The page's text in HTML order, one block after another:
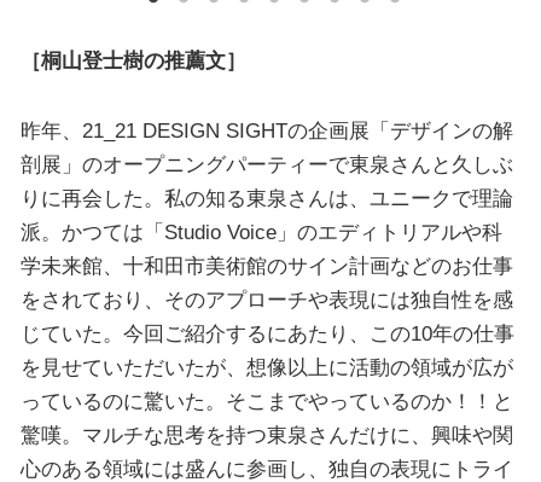
［桐山登士樹の推薦文］
昨年、21_21 DESIGN SIGHTの企画展「デザインの解
剖展」のオープニングパーティーで東泉さんと久しぶ
りに再会した。私の知る東泉さんは、ユニークで理論
派。かつては「Studio Voice」のエディトリアルや科
学未来館、十和田市美術館のサイン計画などのお仕事
をされており、そのアプローチや表現には独自性を感
じていた。今回ご紹介するにあたり、この10年の仕事
を見せていただいたが、想像以上に活動の領域が広が
っているのに驚いた。そこまでやっているのか！！と
驚嘆。マルチな思考を持つ東泉さんだけに、興味や関
心のある領域には盛んに参画し、独自の表現にトライ